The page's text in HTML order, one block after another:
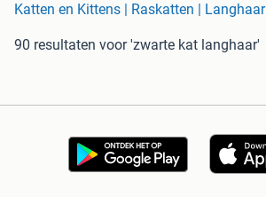
Katten en Kittens | Raskatten | Langhaar
90 resultaten voor 'zwarte kat langhaar'